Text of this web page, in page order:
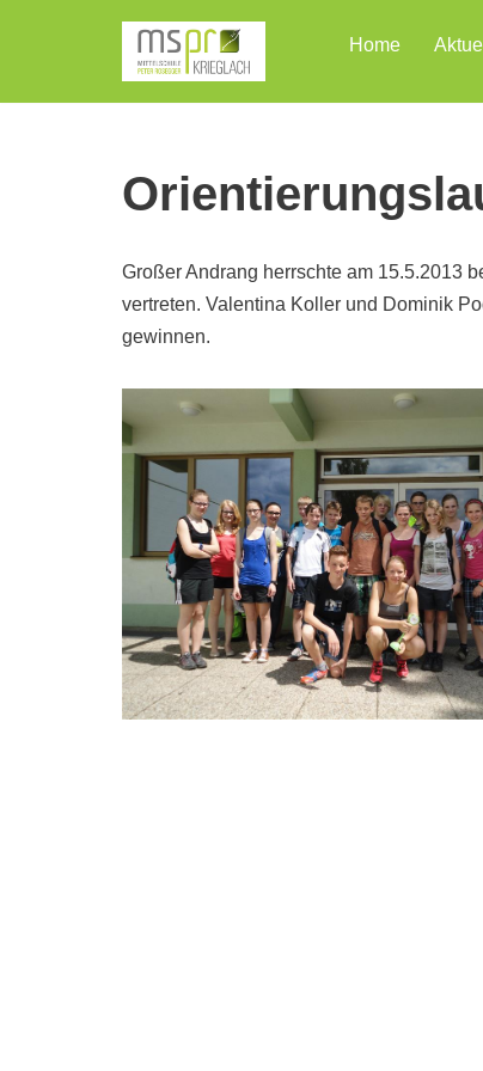
Inhalt
Home
Großer Andrang herrschte am 15.5.2013
vertreten. Valentina Koller und Dominik
gewinnen.